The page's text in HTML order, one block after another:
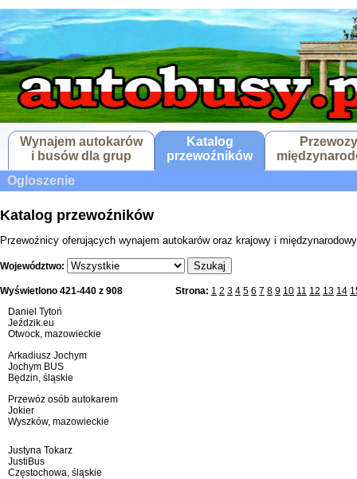
Wynajem autokarów
i busów dla grup
Katalog
przewoźników
Przewozy
Ogloszenie
Katalog przewoźników
Przewoźnicy oferujących wynajem autokarów oraz krajowy i
Województwo: Szukaj
Wyświetlono 421-440 z 908 Strona: 1 2 3 4 5 6 7 8 9 10 11 12 13 14
Daniel Tytoń
Jeździk.eu
Otwock, mazowieckie
Arkadiusz Jochym
Jochym BUS
Będzin, śląskie
Przewóz osób autokarem
Jokier
Wyszków, mazowieckie
Justyna Tokarz
JustiBus
Częstochowa, śląskie